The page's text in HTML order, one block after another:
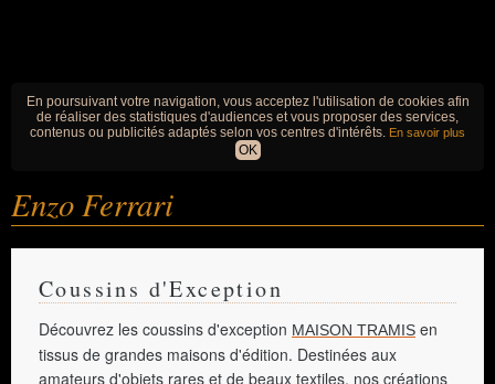
En poursuivant votre navigation, vous acceptez l'utilisation de cookies afin
de réaliser des statistiques d'audiences et vous proposer des services,
contenus ou publicités adaptés selon vos centres d'intérêts. En savoir plus
OK
Enzo Ferrari
Coussins d'Exception
Découvrez les coussins d'exception MAISON TRAMIS en
tissus de grandes maisons d'édition. Destinées aux
amateurs d'objets rares et de beaux textiles, nos créations